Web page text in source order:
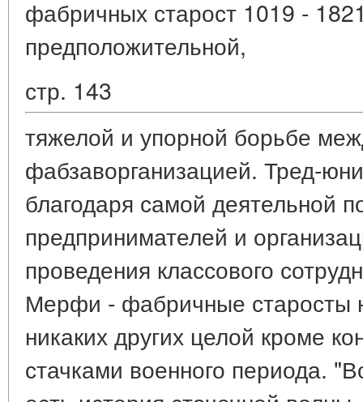
фабричных старост 1019 -
предположительной,
стр. 143
тяжелой и упорной борьбе
фабзаворганизацией. Тред-
благодаря самой деятельной
предпринимателей и
проведения классового
Мерфи - фабричные старосты
никаких других целой кроме
стачками военного периода.